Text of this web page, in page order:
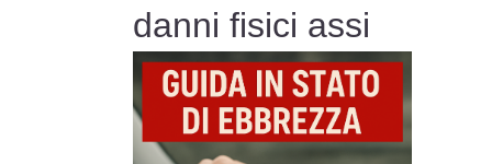
danni fisici assi